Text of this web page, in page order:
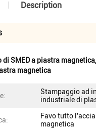
Description
di SMED a piastra magnetica,
magnetica
Stampaggio ad
industriale di
Favo tutto
magnetica